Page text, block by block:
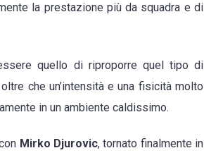
la prestazione più da squadra e di
quello di riproporre quel tipo di
che un’intensità e una fisicità molto
in un ambiente caldissimo.
Mirko Djurovic, tornato finalmente in